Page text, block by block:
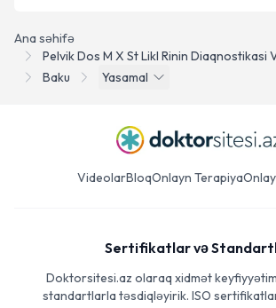
Ana səhifə
Pelvik Dos M X St Likl Rinin Diaqnostikasi
Baku
Yasamal
VideolarBloqOnlayn Terapiya
Sertifikatlar və
Doktorsitesi.az olaraq xidmət
standartlarla təsdiqləyirik. ISO